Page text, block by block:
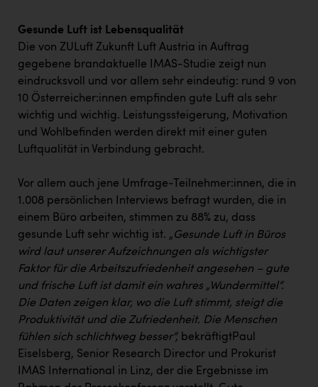
Smurfit Westrock Nettingsdorf
TCL
TGW Logistics
TRAILOMAT & Cycling Austria
VERITAS
Vier Diamanten
Vorlagenportal
Wir besiegen Krebs
Wirtschaftskammer OÖ
ZGONC
ZULuft - Zukunft Luft Austria
z.l.ö.
Österreichisches Hebammengremium
Gesunde Luft ist Lebensqualität
Die von ZULuft Zukunft Luft Austria in Auftrag
gegebene brandaktuelle IMAS-Studie zeigt nun
eindrucksvoll und vor allem sehr eindeutig: rund 9 von
10 Österreicher:innen empfinden gute Luft als sehr
wichtig und wichtig. Leistungssteigerung, Motivation
und Wohlbefinden werden direkt mit einer guten
Luftqualität in Verbindung gebracht.
Vor allem auch jene Umfrage-Teilnehmer:innen, die in
1.008 persönlichen Interviews befragt wurden, die in
einem Büro arbeiten, stimmen zu 88% zu, dass
gesunde Luft sehr wichtig ist. „Gesunde Luft in Büros
wird laut unserer Aufzeichnungen als wichtigster
Faktor für die Arbeitszufriedenheit angesehen – gute
und frische Luft ist damit ein wahres „Wundermittel“.
Die Daten zeigen klar, wo die Luft stimmt, steigt die
Produktivität und die Zufriedenheit. Die Menschen
fühlen sich schlichtweg besser“, bekräftigtPaul
Eiselsberg, Senior Research Director und Prokurist
IMAS International in Linz, der die Ergebnisse im